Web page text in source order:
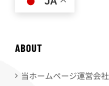
ABOUT
当ホームページ運営会社